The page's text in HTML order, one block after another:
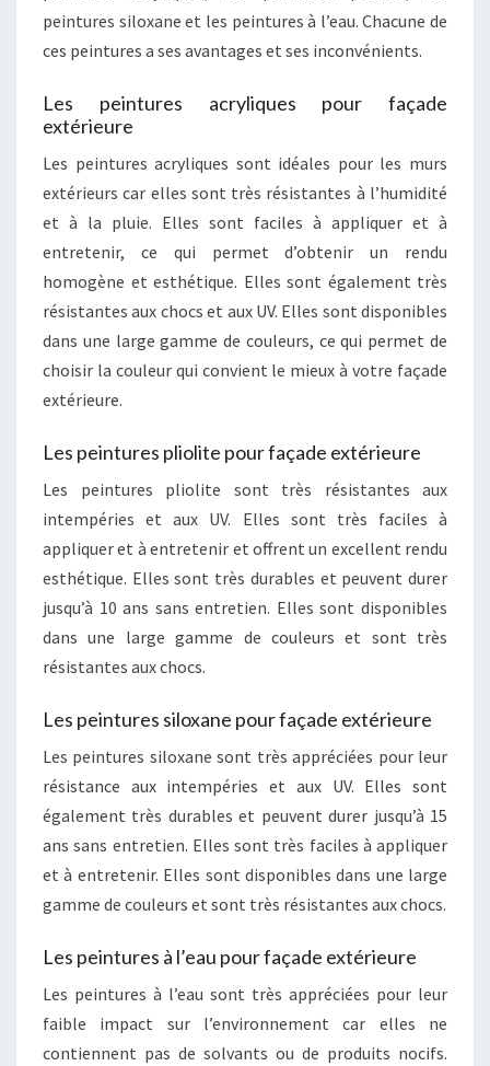
peintures siloxane et les peintures à l’eau. Chacune de
ces peintures a ses avantages et ses inconvénients.
Les peintures acryliques pour façade
extérieure
Les peintures acryliques sont idéales pour les murs
extérieurs car elles sont très résistantes à l’humidité
et à la pluie. Elles sont faciles à appliquer et à
entretenir, ce qui permet d’obtenir un rendu
homogène et esthétique. Elles sont également très
résistantes aux chocs et aux UV. Elles sont disponibles
dans une large gamme de couleurs, ce qui permet de
choisir la couleur qui convient le mieux à votre façade
extérieure.
Les peintures pliolite pour façade extérieure
Les peintures pliolite sont très résistantes aux
intempéries et aux UV. Elles sont très faciles à
appliquer et à entretenir et offrent un excellent rendu
esthétique. Elles sont très durables et peuvent durer
jusqu’à 10 ans sans entretien. Elles sont disponibles
dans une large gamme de couleurs et sont très
résistantes aux chocs.
Les peintures siloxane pour façade extérieure
Les peintures siloxane sont très appréciées pour leur
résistance aux intempéries et aux UV. Elles sont
également très durables et peuvent durer jusqu’à 15
ans sans entretien. Elles sont très faciles à appliquer
et à entretenir. Elles sont disponibles dans une large
gamme de couleurs et sont très résistantes aux chocs.
Les peintures à l’eau pour façade extérieure
Les peintures à l’eau sont très appréciées pour leur
faible impact sur l’environnement car elles ne
contiennent pas de solvants ou de produits nocifs.